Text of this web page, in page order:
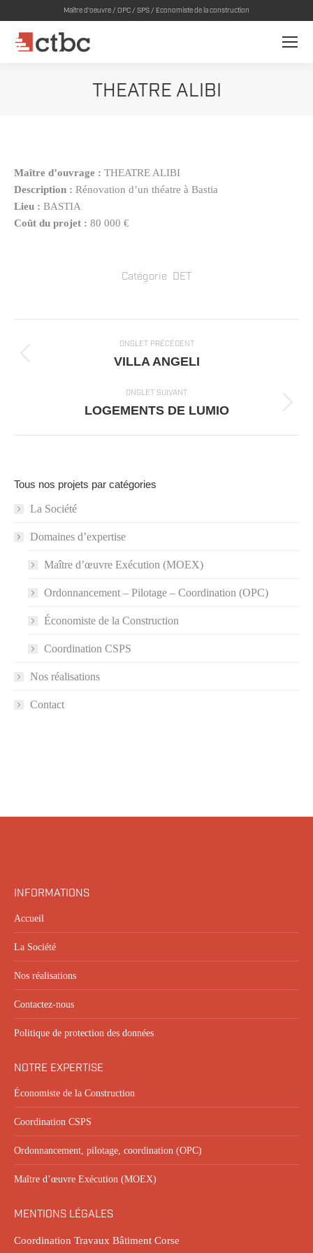
Maître d'oeuvre / OPC / SPS / Economiste de la construction
THEATRE ALIBI
Maître d’ouvrage : THEATRE ALIBI
Description : Rénovation d’un théatre à Bastia
Lieu : BASTIA
Coût du projet : 80 000 €
Catégorie DET
de
commentaire
ONGLET PRÉCÉDENT
Onglet
VILLA ANGELI
ONGLET SUIVANT
Projets
LOGEMENTS DE LUMIO
Tous nos projets par catégories
La Société
Domaines d’expertise
Maître d’œuvre Exécution (MOEX)
Ordonnancement – Pilotage – Coordination (OPC)
Économiste de la Construction
Coordination CSPS
Nos réalisations
Contact
INFORMATIONS
Accueil
La Société
Nos réalisations
Contactez-nous
Politique de protection des données
NOTRE EXPERTISE
Économiste de la Construction
Coordination CSPS
Ordonnancement, pilotage, coordination (OPC)
Maître d’œuvre Exécution (MOEX)
MENTIONS LÉGALES
Coordination Travaux Bâtiment Corse